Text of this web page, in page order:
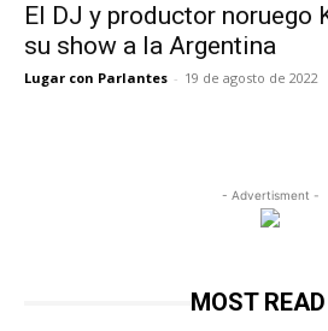
El DJ y productor noruego
su show a la Argentina
Lugar con Parlantes - 19 de agosto de 2022
- Advertisment -
MOST READ